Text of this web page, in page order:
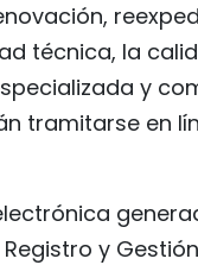
técnica, la
y
tramitarse en
y